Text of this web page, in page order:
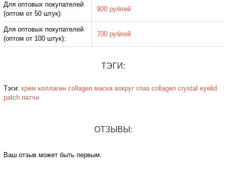
Для оптовых покупателей
(оптом от 50 штук):
900 рублей
Для оптовых покупателей
(оптом от 100 штук):
700 рублей
ТЭГИ:
Тэги: крем коллаген collagen маска вокруг глаз collagen crystal eyelid
patch патчи
ОТЗЫВЫ:
Ваш отзыв может быть первым.